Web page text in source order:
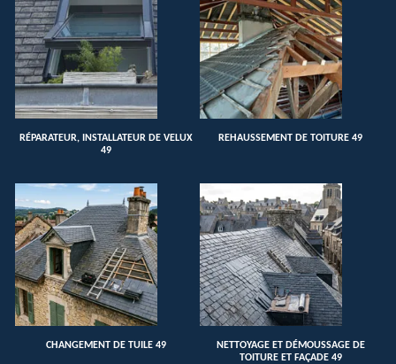
RÉPARATEUR, INSTALLATEUR DE VELUX
49
REHAUSSEMENT DE TOITURE 49
CHANGEMENT DE TUILE 49
NETTOYAGE ET DÉMOUSSAGE DE
TOITURE ET FAÇADE 49